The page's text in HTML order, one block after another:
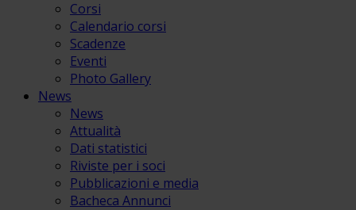
Corsi
Calendario corsi
Scadenze
Eventi
Photo Gallery
News
News
Attualità
Dati statistici
Riviste per i soci
Pubblicazioni e media
Bacheca Annunci